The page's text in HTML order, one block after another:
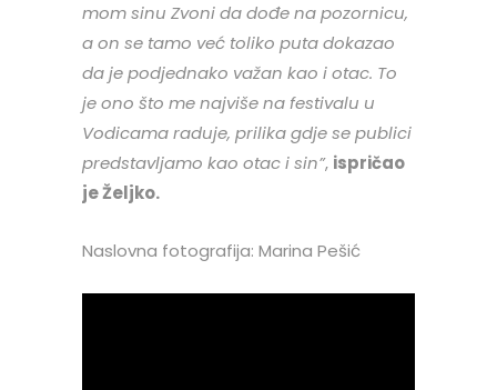
mom sinu Zvoni da dođe na pozornicu,
a on se tamo već toliko puta dokazao
da je podjednako važan kao i otac. To
je ono što me najviše na festivalu u
Vodicama raduje, prilika gdje se publici
predstavljamo kao otac i sin”, ispričao
je Željko.
Naslovna fotografija: Marina Pešić